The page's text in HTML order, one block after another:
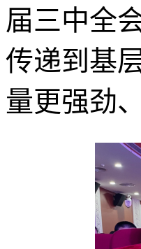
届三中全
传递到基
量更强劲